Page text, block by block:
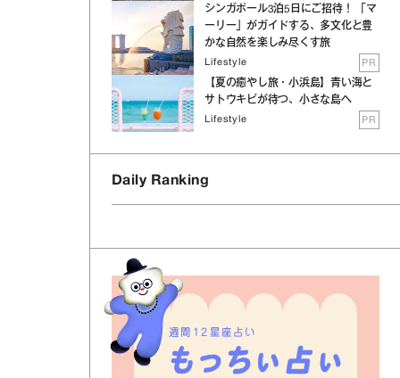
シンガポール3泊5日にご招待！ 「マ
ーリー」がガイドする、多文化と豊
かな自然を楽しみ尽くす旅
Lifestyle PR
【夏の癒やし旅・小浜島】青い海と
サトウキビが待つ、小さな島へ
Lifestyle PR
Daily Ranking
週間12星座占い